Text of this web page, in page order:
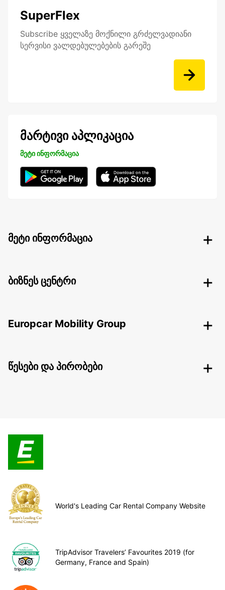
SuperFlex
Subscribe ყველაზე მოქნილი გრძელვადიანი
სერვისი ვალდებულებების გარეშე
მარტივი აპლიკაცია
მეტი ინფორმაცია
მეტი ინფორმაცია
ბიზნეს ცენტრი
Europcar Mobility Group
წესები და პირობები
World's Leading Car Rental Company Website
TripAdvisor Travelers’ Favourites 2019 (for
Germany, France and Spain)